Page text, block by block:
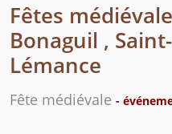
Fêtes
Bonaguil ,
Lémance
Fête médiévale -